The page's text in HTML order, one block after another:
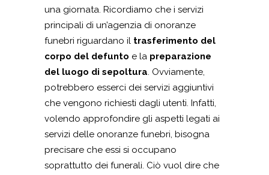
una giornata. Ricordiamo che i servizi
principali di un’agenzia di onoranze
funebri riguardano il trasferimento del
corpo del defunto e la preparazione
del luogo di sepoltura. Ovviamente,
potrebbero esserci dei servizi aggiuntivi
che vengono richiesti dagli utenti. Infatti,
volendo approfondire gli aspetti legati ai
servizi delle onoranze funebri, bisogna
precisare che essi si occupano
soprattutto dei funerali. Ciò vuol dire che